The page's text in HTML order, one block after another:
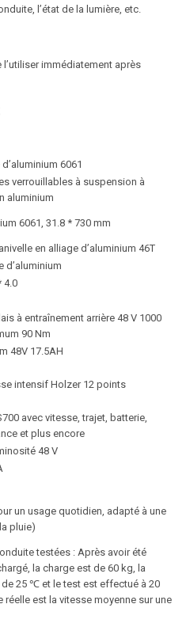
l’état de la lumière, etc.
immédiatement après
6061
verrouillables à suspension à
aluminium
6061, 31.8 * 730 mm
en alliage d’aluminium 46T
d’aluminium
4.0
à entraînement arrière 48 V 1000
90 Nm
48V 17.5AH
intensif Holzer 12 points
avec vitesse, trajet, batterie,
et plus encore
48 V
un usage quotidien, adapté à une
pluie)
testées : Après avoir été
la charge est de 60 kg, la
25 ℃ et le test est effectué à 20
réelle est la vitesse moyenne sur une